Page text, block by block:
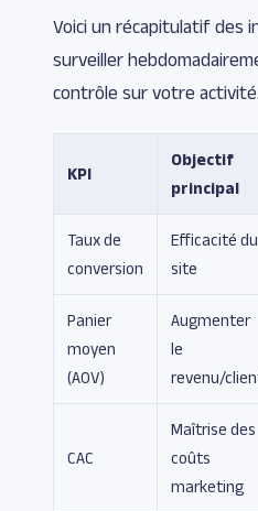
Voici un récapitulatif des
surveiller
contrôle sur votre activité.
KPI
Objectif
principal
Taux de
conversion
Efficacité du
site
Panier
moyen
(AOV)
Augmenter
le
revenu/
CAC
Maîtrise des
coûts
marketing